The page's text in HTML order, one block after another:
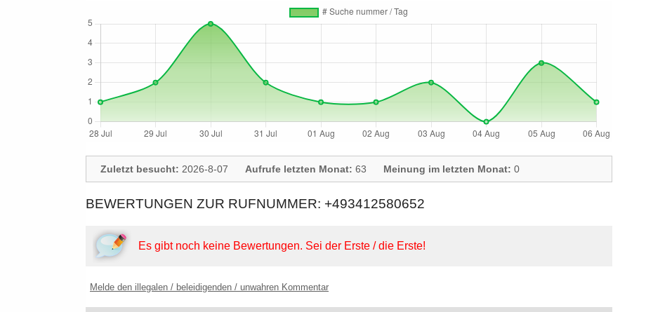
Zuletzt besucht: 2026-8-07 Aufrufe letzten Monat: 63 Meinung im letzten Monat: 0
BEWERTUNGEN ZUR RUFNUMMER: +493412580652
Es gibt noch keine Bewertungen. Sei der Erste / die Erste!
Melde den illegalen / beleidigenden / unwahren Kommentar